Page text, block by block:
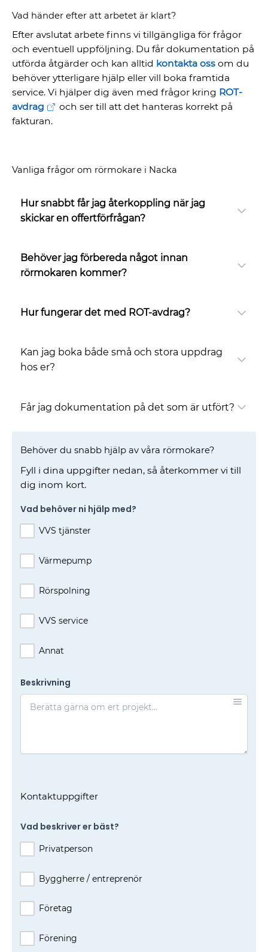
Vad händer efter att arbetet är klart?
Efter avslutat arbete finns vi tillgängliga för frågor
och eventuell uppföljning. Du får dokumentation på
utförda åtgärder och kan alltid kontakta ossom du
behöver ytterligare hjälp eller vill boka framtida
service. Vi hjälper dig även med frågor kring ROT-
avdrag
och ser till att det hanteras korrekt på
fakturan.
Vanliga frågor om rörmokare i Nacka
Hur snabbt får jag återkoppling när jag
skickar en offertförfrågan?
Behöver jag förbereda något innan
rörmokaren kommer?
Hur fungerar det med ROT-avdrag?
Kan jag boka både små och stora uppdrag
hos er?
Får jag dokumentation på det som är utfört?
Behöver du snabb hjälp av våra rörmokare?
Fyll i dina uppgifter nedan, så återkommer vi till
dig inom kort.
Vad behöver ni hjälp med?
VVS tjänster
Värmepump
Rörspolning
VVS service
Annat
Beskrivning
Kontaktuppgifter
Vad beskriver er bäst?
Privatperson
Byggherre / entreprenör
Företag
Förening